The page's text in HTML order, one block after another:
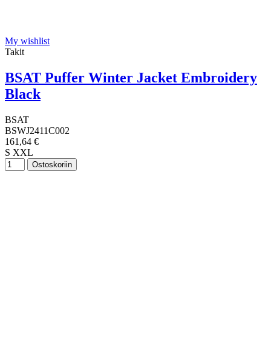
My wishlist
Takit
BSAT Puffer Winter Jacket Embroidery
Black
BSAT
BSWJ2411C002
161,64 €
S XXL
Ostoskoriin